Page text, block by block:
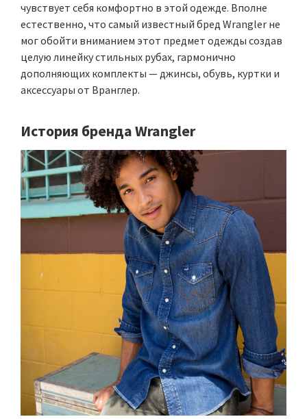
чувствует себя комфортно в этой одежде. Вполне
естественно, что самый известный бред Wrangler не
мог обойти вниманием этот предмет одежды создав
целую линейку стильных рубах, гармонично
дополняющих комплекты — джинсы, обувь, куртки и
аксессуары от Вранглер.
История бренда Wrangler